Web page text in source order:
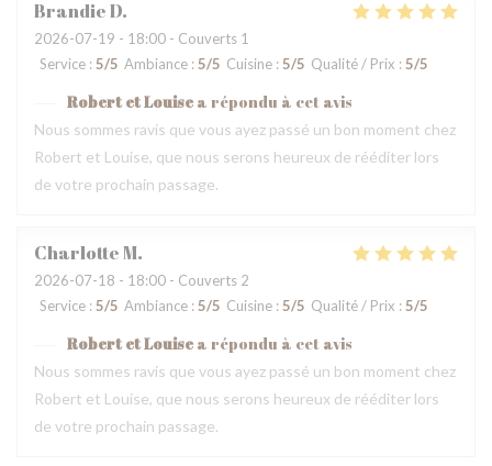
BrandieD
2026-07-19 - 18:00 - Couverts 1
Service : 5/5 Ambiance : 5/5 Cuisine : 5/5 Qualité / Prix : 5/5
Robert et Louise a répondu à cet avis
Nous sommes ravis que vous ayez passé un bon moment chez
Robert et Louise, que nous serons heureux de rééditer lors
de votre prochain passage.
CharlotteM
2026-07-18 - 18:00 - Couverts 2
Service : 5/5 Ambiance : 5/5 Cuisine : 5/5 Qualité / Prix : 5/5
Robert et Louise a répondu à cet avis
Nous sommes ravis que vous ayez passé un bon moment chez
Robert et Louise, que nous serons heureux de rééditer lors
de votre prochain passage.